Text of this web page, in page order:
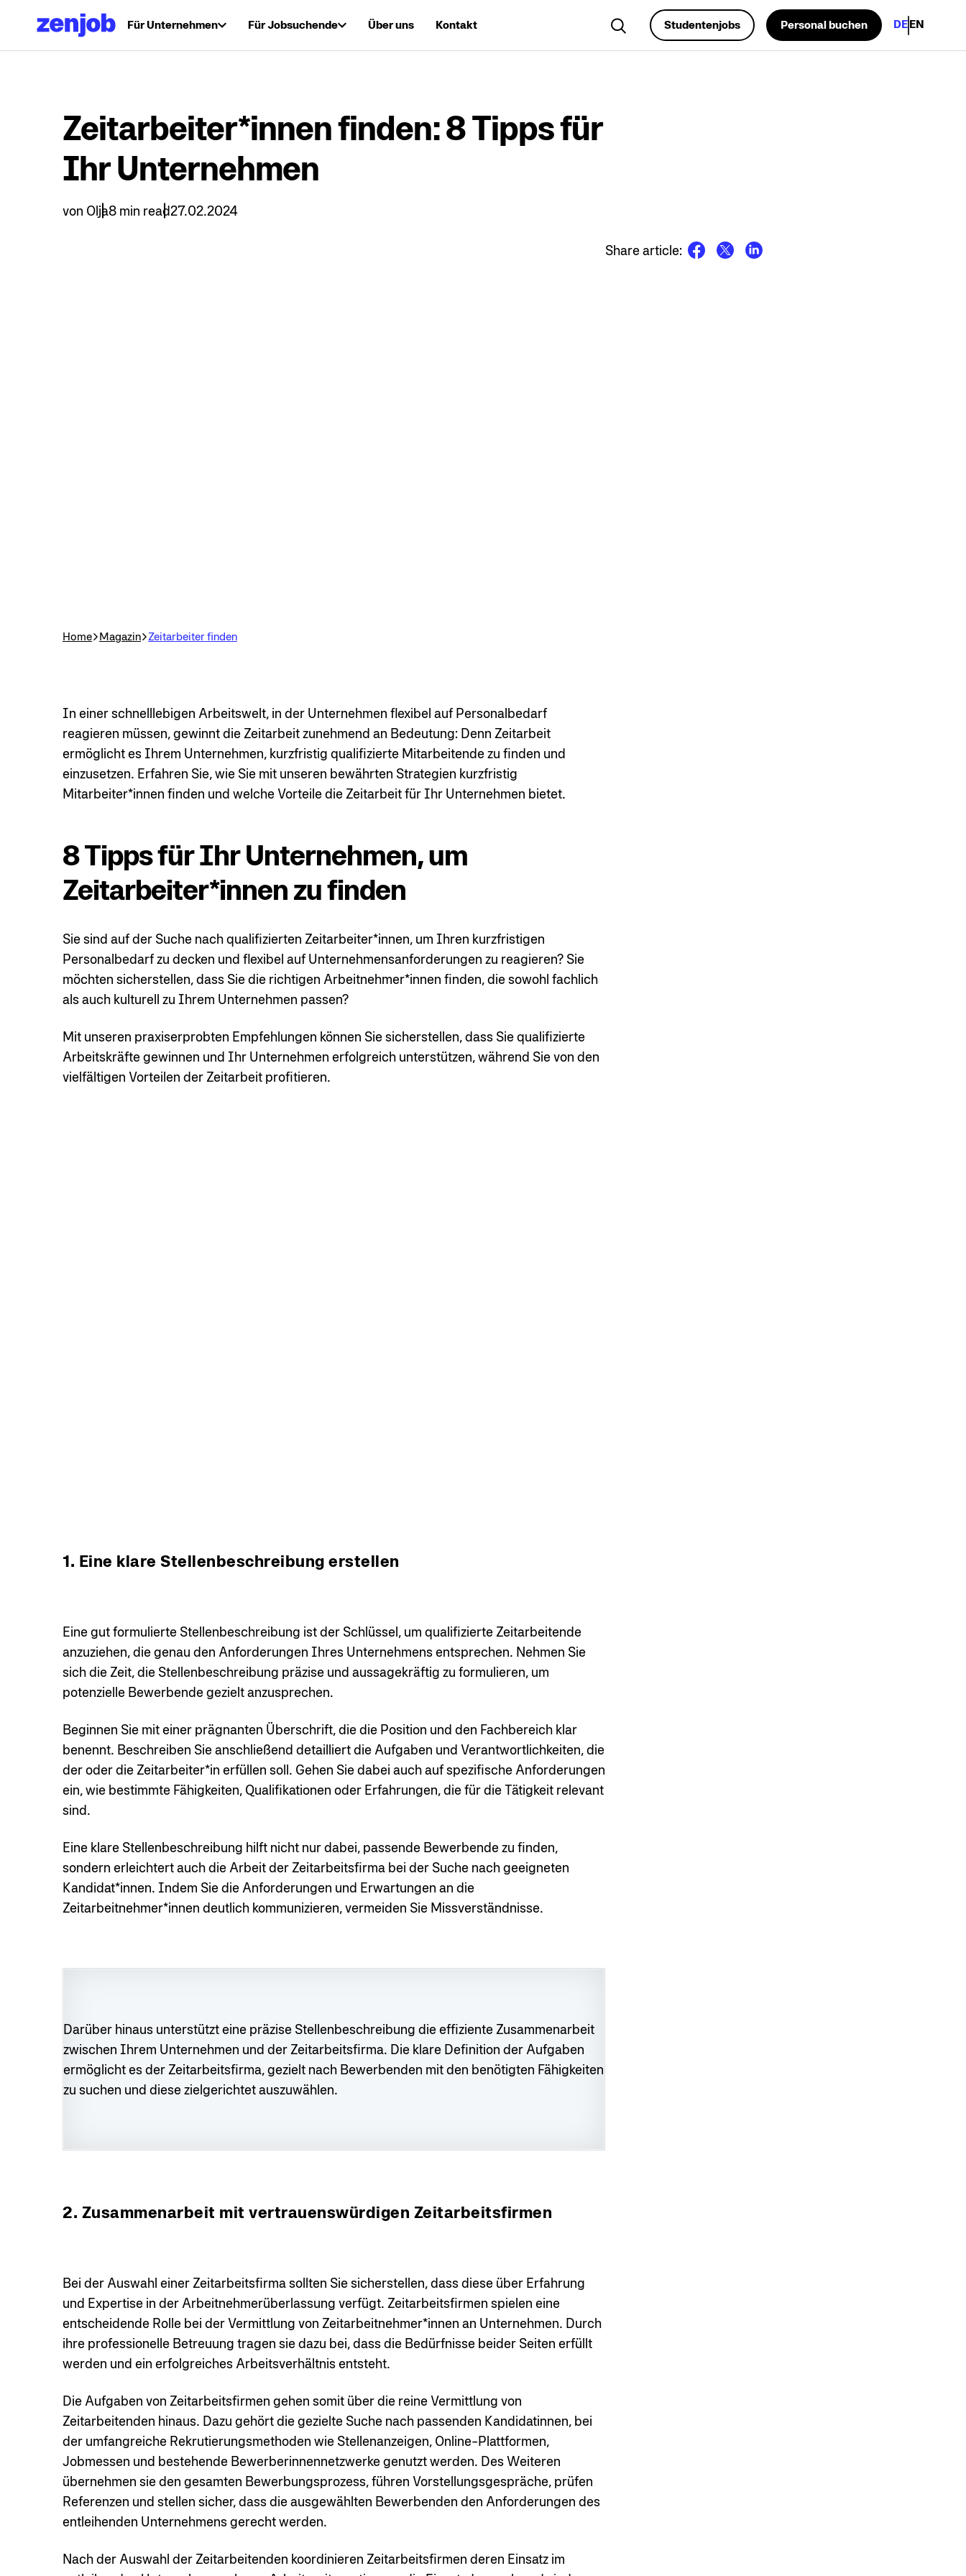
Für Unternehmen Für Jobsuchende Über uns Kontakt
Search...
Studentenjobs Personal buchen DEEN
Zeitarbeiter*innen finden: 8 Tipps für
Ihr Unternehmen
von Olja8 min read27.02.2024
Home Magazin Zeitarbeiter finden
In einer schnelllebigen Arbeitswelt, in der Unternehmen flexibel auf Personalbedarf
reagieren müssen, gewinnt die Zeitarbeit zunehmend an Bedeutung: Denn Zeitarbeit
ermöglicht es Ihrem Unternehmen, kurzfristig qualifizierte Mitarbeitende zu finden und
einzusetzen. Erfahren Sie, wie Sie mit unseren bewährten Strategien kurzfristig
Mitarbeiter*innen finden und welche Vorteile die Zeitarbeit für Ihr Unternehmen bietet.
8 Tipps für Ihr Unternehmen, um
Zeitarbeiter*innen zu finden
Sie sind auf der Suche nach qualifizierten Zeitarbeiter*innen, um Ihren kurzfristigen
Personalbedarf zu decken und flexibel auf Unternehmensanforderungen zu reagieren? Sie
möchten sicherstellen, dass Sie die richtigen Arbeitnehmer*innen finden, die sowohl fachlich
als auch kulturell zu Ihrem Unternehmen passen?
Mit unseren praxiserprobten Empfehlungen können Sie sicherstellen, dass Sie qualifizierte
Arbeitskräfte gewinnen und Ihr Unternehmen erfolgreich unterstützen, während Sie von den
vielfältigen Vorteilen der Zeitarbeit profitieren.
1. Eine klare Stellenbeschreibung erstellen
Eine gut formulierte Stellenbeschreibung ist der Schlüssel, um qualifizierte Zeitarbeitende
anzuziehen, die genau den Anforderungen Ihres Unternehmens entsprechen. Nehmen Sie
sich die Zeit, die Stellenbeschreibung präzise und aussagekräftig zu formulieren, um
potenzielle Bewerbende gezielt anzusprechen.
Beginnen Sie mit einer prägnanten Überschrift, die die Position und den Fachbereich klar
benennt. Beschreiben Sie anschließend detailliert die Aufgaben und Verantwortlichkeiten, die
der oder die Zeitarbeiter*in erfüllen soll. Gehen Sie dabei auch auf spezifische Anforderungen
ein, wie bestimmte Fähigkeiten, Qualifikationen oder Erfahrungen, die für die Tätigkeit relevant
sind.
Eine klare Stellenbeschreibung hilft nicht nur dabei, passende Bewerbende zu finden,
sondern erleichtert auch die Arbeit der Zeitarbeitsfirma bei der Suche nach geeigneten
Kandidat*innen. Indem Sie die Anforderungen und Erwartungen an die
Zeitarbeitnehmer*innen deutlich kommunizieren, vermeiden Sie Missverständnisse.
Darüber hinaus unterstützt eine präzise Stellenbeschreibung die effiziente Zusammenarbeit
zwischen Ihrem Unternehmen und der Zeitarbeitsfirma. Die klare Definition der Aufgaben
ermöglicht es der Zeitarbeitsfirma, gezielt nach Bewerbenden mit den benötigten Fähigkeiten
zu suchen und diese zielgerichtet auszuwählen.
2. Zusammenarbeit mit vertrauenswürdigen Zeitarbeitsfirmen
Bei der Auswahl einer Zeitarbeitsfirma sollten Sie sicherstellen, dass diese über Erfahrung
und Expertise in der Arbeitnehmerüberlassung verfügt. Zeitarbeitsfirmen spielen eine
entscheidende Rolle bei der Vermittlung von Zeitarbeitnehmer*innen an Unternehmen. Durch
ihre professionelle Betreuung tragen sie dazu bei, dass die Bedürfnisse beider Seiten erfüllt
werden und ein erfolgreiches Arbeitsverhältnis entsteht.
Die Aufgaben von Zeitarbeitsfirmen gehen somit über die reine Vermittlung von
Zeitarbeitenden hinaus. Dazu gehört die gezielte Suche nach passenden Kandidatinnen, bei
der umfangreiche Rekrutierungsmethoden wie Stellenanzeigen, Online-Plattformen,
Jobmessen und bestehende Bewerberinnennetzwerke genutzt werden. Des Weiteren
übernehmen sie den gesamten Bewerbungsprozess, führen Vorstellungsgespräche, prüfen
Referenzen und stellen sicher, dass die ausgewählten Bewerbenden den Anforderungen des
entleihenden Unternehmens gerecht werden.
Nach der Auswahl der Zeitarbeitenden koordinieren Zeitarbeitsfirmen deren Einsatz im
Share article: